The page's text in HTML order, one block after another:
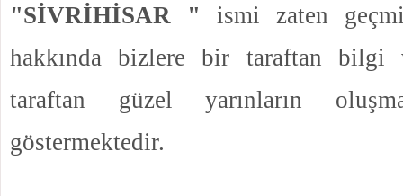
"SİVRİHİSAR " ismi zaten
hakkında bizlere bir taraftan bilgi
taraftan güzel yarınların
göstermektedir.